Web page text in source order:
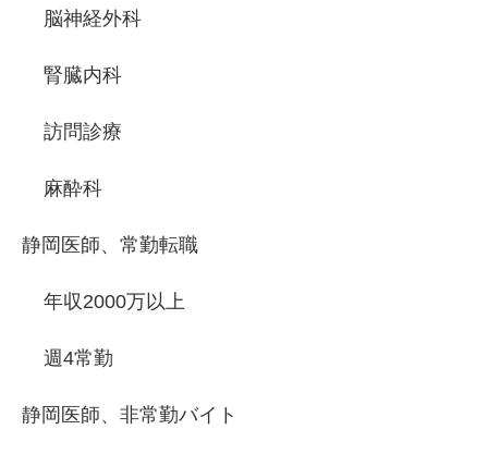
脳神経外科
腎臓内科
訪問診療
麻酔科
静岡医師、常勤転職
年収2000万以上
週4常勤
静岡医師、非常勤バイト